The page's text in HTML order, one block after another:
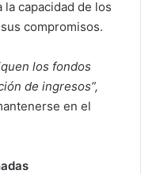
capacidad de los
compromisos.
los fondos
de ingresos”,
en el